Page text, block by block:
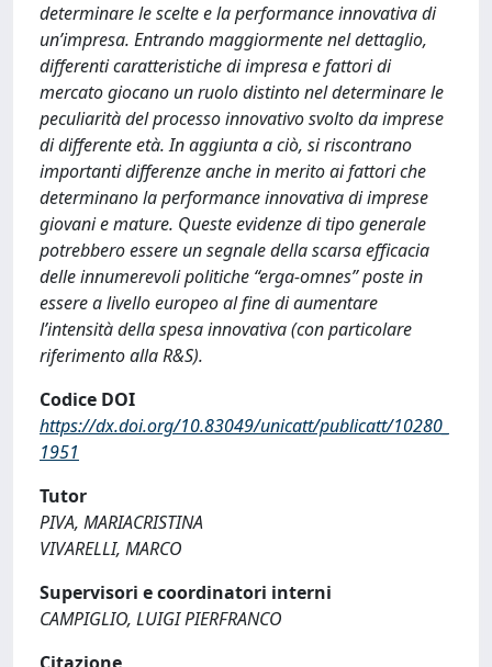
determinare le scelte e la performance innovativa di
un’impresa. Entrando maggiormente nel dettaglio,
differenti caratteristiche di impresa e fattori di
mercato giocano un ruolo distinto nel determinare le
peculiarità del processo innovativo svolto da imprese
di differente età. In aggiunta a ciò, si riscontrano
importanti differenze anche in merito ai fattori che
determinano la performance innovativa di imprese
giovani e mature. Queste evidenze di tipo generale
potrebbero essere un segnale della scarsa efficacia
delle innumerevoli politiche “erga-omnes” poste in
essere a livello europeo al fine di aumentare
l’intensità della spesa innovativa (con particolare
riferimento alla R&S).
Codice DOI
https://dx.doi.org/10.83049/unicatt/publicatt/10280_
1951
Tutor
PIVA, MARIACRISTINA
VIVARELLI, MARCO
Supervisori e coordinatori interni
CAMPIGLIO, LUIGI PIERFRANCO